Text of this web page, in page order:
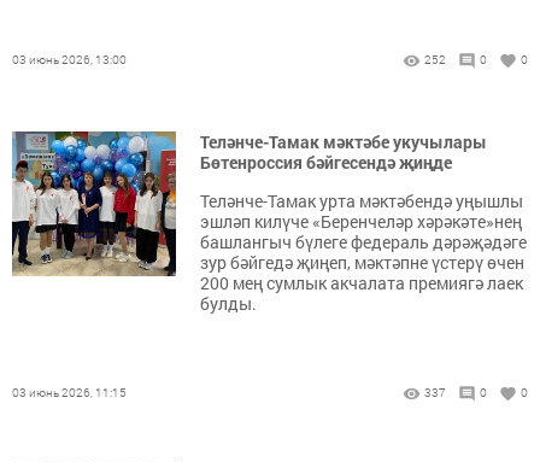
03 июнь 2026, 13:00 252 0 0
Теләнче-Тамак мәктәбе укучылары
Бөтенроссия бәйгесендә җиңде
Теләнче-Тамак урта мәктәбендә уңышлы
эшләп килүче «Беренчеләр хәрәкәте»нең
башлангыч бүлеге федераль дәрәҗәдәге
зур бәйгедә җиңеп, мәктәпне үстерү өчен
200 мең сумлык акчалата премиягә лаек
булды.
03 июнь 2026, 11:15 337 0 0